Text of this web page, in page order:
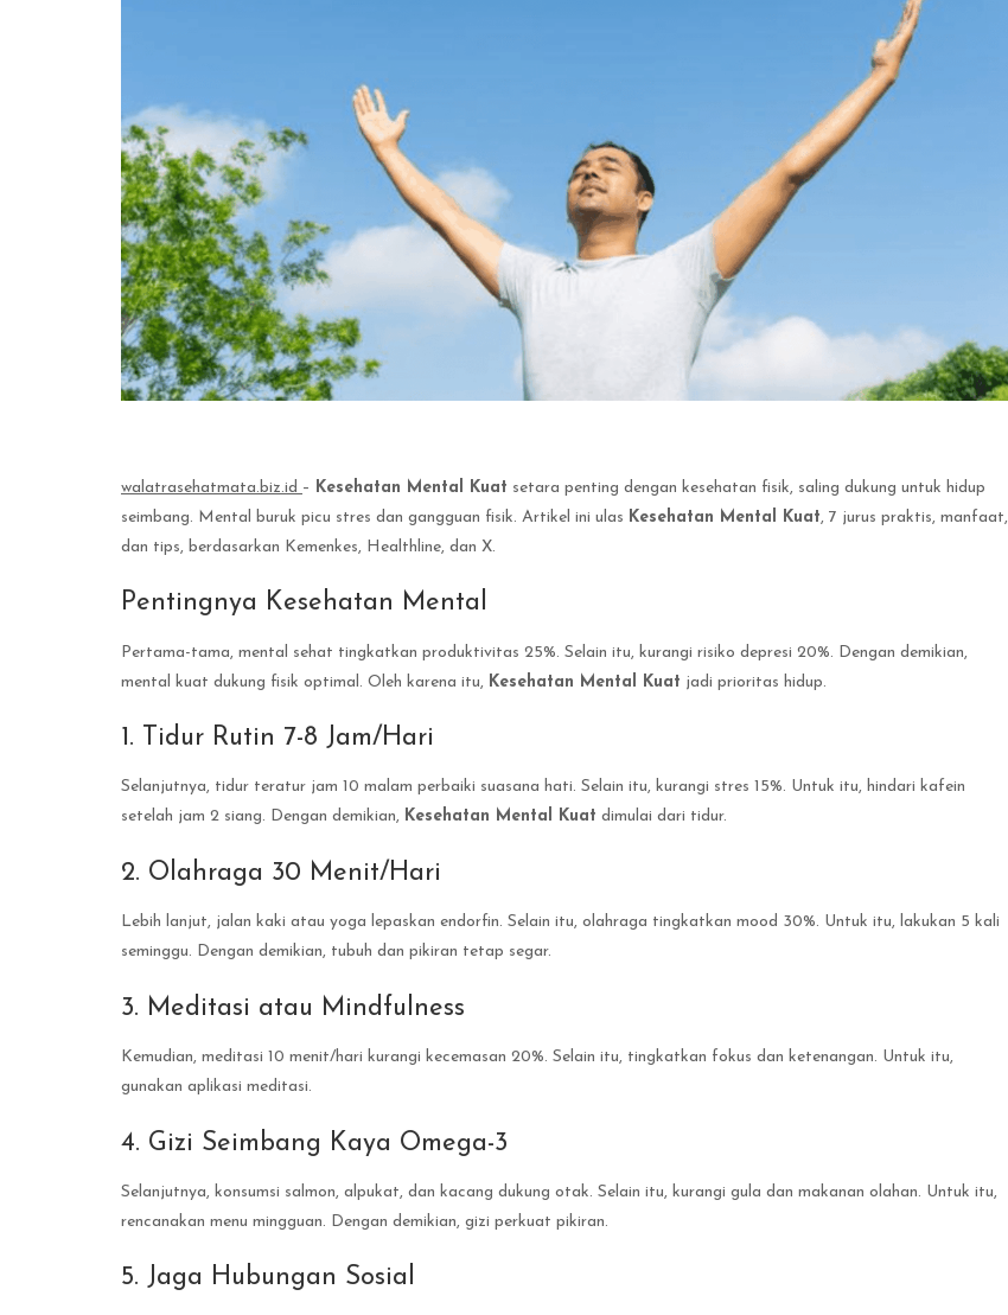
walatrasehatmata.biz.id – Kesehatan Mental Kuat setara penting dengan kesehatan fisik, saling dukung untuk hidup
seimbang. Mental buruk picu stres dan gangguan fisik. Artikel ini ulas Kesehatan Mental Kuat, 7 jurus praktis, manfaat,
dan tips, berdasarkan Kemenkes, Healthline, dan X.
Pentingnya Kesehatan Mental
Pertama-tama, mental sehat tingkatkan produktivitas 25%. Selain itu, kurangi risiko depresi 20%. Dengan demikian,
mental kuat dukung fisik optimal. Oleh karena itu, Kesehatan Mental Kuat jadi prioritas hidup.
1. Tidur Rutin 7-8 Jam/Hari
Selanjutnya, tidur teratur jam 10 malam perbaiki suasana hati. Selain itu, kurangi stres 15%. Untuk itu, hindari kafein
setelah jam 2 siang. Dengan demikian, Kesehatan Mental Kuat dimulai dari tidur.
2. Olahraga 30 Menit/Hari
Lebih lanjut, jalan kaki atau yoga lepaskan endorfin. Selain itu, olahraga tingkatkan mood 30%. Untuk itu, lakukan 5 kali
seminggu. Dengan demikian, tubuh dan pikiran tetap segar.
3. Meditasi atau Mindfulness
Kemudian, meditasi 10 menit/hari kurangi kecemasan 20%. Selain itu, tingkatkan fokus dan ketenangan. Untuk itu,
gunakan aplikasi meditasi.
4. Gizi Seimbang Kaya Omega-3
Selanjutnya, konsumsi salmon, alpukat, dan kacang dukung otak. Selain itu, kurangi gula dan makanan olahan. Untuk itu,
rencanakan menu mingguan. Dengan demikian, gizi perkuat pikiran.
5. Jaga Hubungan Sosial